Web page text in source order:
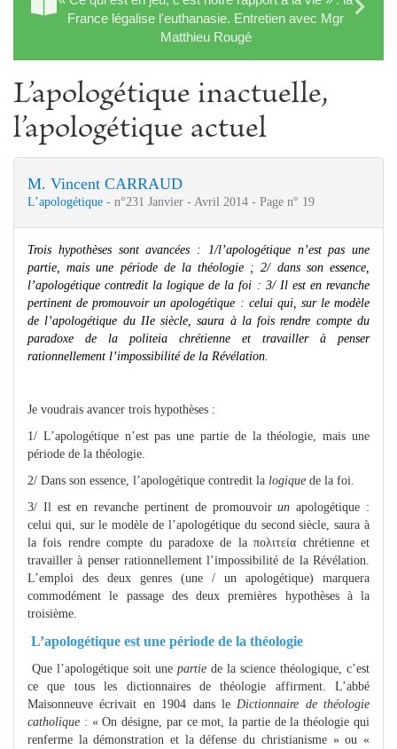
France légalise l'euthanasie. Entretien avec Mgr
Matthieu Rougé
L’apologétique inactuelle,
l’apologétique actuel
M. Vincent CARRAUD
L’apologétique - n°231 Janvier - Avril 2014 - Page n° 19
Trois hypothèses sont avancées : 1/l’apologétique n’est pas une
partie, mais une période de la théologie ; 2/ dans son essence,
l’apologétique contredit la logique de la foi : 3/ Il est en revanche
pertinent de promouvoir un apologétique : celui qui, sur le modèle
de l’apologétique du IIesiècle, saura à la fois rendre compte du
paradoxe de la politeia chrétienne et travailler à penser
rationnellement l’impossibilité de la Révélation.
Je voudrais avancer trois hypothèses :
1/ L’apologétique n’est pas une partie de la théologie, mais une
période de la théologie.
2/ Dans son essence, l’apologétique contredit la logique de la foi.
3/ Il est en revanche pertinent de promouvoirunapologétique :
celui qui, sur le modèle de l’apologétique du second siècle, saura à
la fois rendre compte du paradoxe de la πολιτεία chrétienne et
travailler à penser rationnellement l’impossibilité de la Révélation.
L’emploi des deux genres (une / un apologétique) marquera
commodément le passage des deux premières hypothèses à la
troisième.
L’apologétique est une période de la théologie
Que l’apologétique soit une partie de la science théologique, c’est
ce que tous les dictionnaires de théologie affirment. L’abbé
Maisonneuve écrivait en 1904 dans le Dictionnaire de théologie
catholique : « On désigne, par ce mot, la partie de la théologie qui
renferme la démonstration et la défense du christianisme » ou «